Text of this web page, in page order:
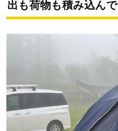
出も荷物も積み込んで